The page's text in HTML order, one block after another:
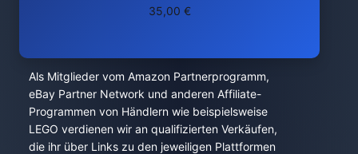
35,00 €
Als Mitglieder vom Amazon Partnerprogramm,
eBay Partner Network und anderen Affiliate-
Programmen von Händlern wie beispielsweise
LEGO verdienen wir an qualifizierten Verkäufen,
die ihr über Links zu den jeweiligen Plattformen